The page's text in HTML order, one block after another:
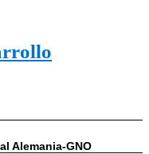
Alemania-GNO